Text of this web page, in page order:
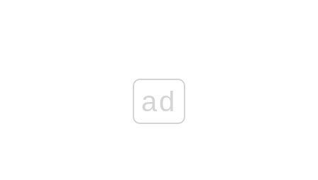
ad